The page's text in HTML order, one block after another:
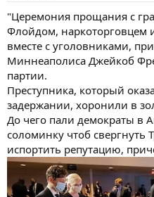
"Церемония прощания с
Флойдом, наркоторговцем
вместе с уголовниками,
Миннеаполиса Джейкоб
партии.
Преступника, который
задержании, хоронили в
До чего пали демократы в
соломинку чтоб свергнуть
испортить репутацию,